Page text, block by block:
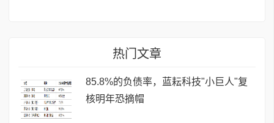
热门文章
85.8%的负债率，蓝耘科技"小巨人"复
核明年恐摘帽